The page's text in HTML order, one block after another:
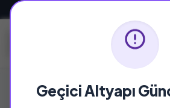
Geçici Altyapı